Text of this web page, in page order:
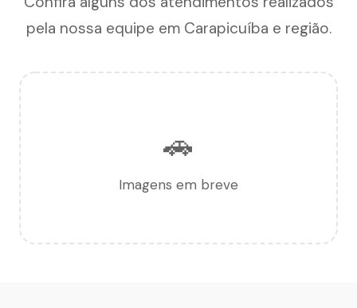
pela nossa equipe em Carapicuíba e região.
🚗
Imagens em breve